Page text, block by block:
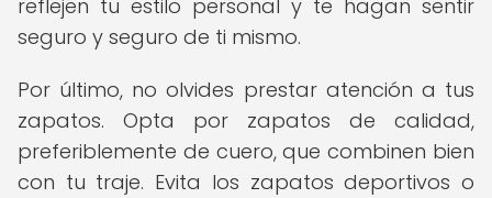
reflejen tu estilo personal y te hagan sentir
seguro y seguro de ti mismo.
Por último, no olvides prestar atención a tus
zapatos. Opta por zapatos de calidad,
preferiblemente de cuero, que combinen bien
con tu traje. Evita los zapatos deportivos o